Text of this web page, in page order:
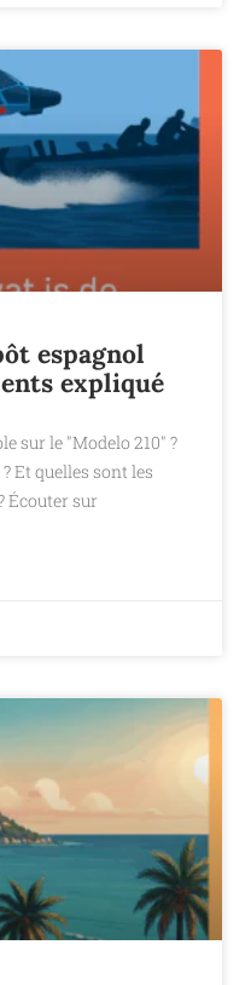
espagnol
expliqué
sur le "Modelo 210" ?
Et quelles sont les
Écouter sur